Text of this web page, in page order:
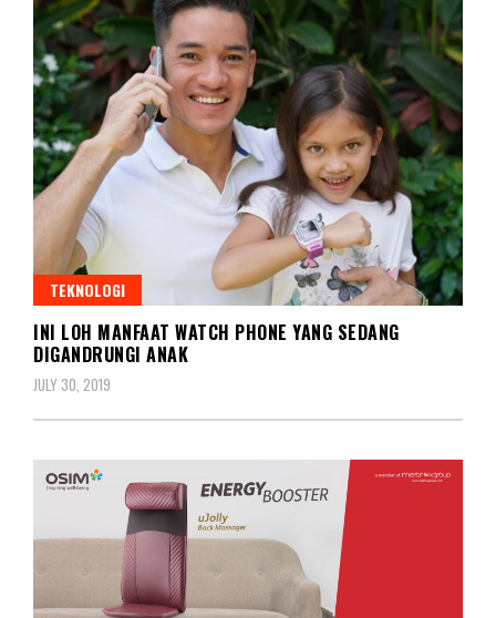
TEKNOLOGI
INI LOH MANFAAT WATCH PHONE YANG SEDANG
DIGANDRUNGI ANAK
JULY 30, 2019